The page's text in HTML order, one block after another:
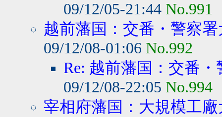
09/12/05-21:44 No.991
越前藩国：交番・警察
09/12/08-01:06 No.992
Re: 越前藩国：交番・
09/12/08-22:05 No.994
宰相府藩国：大規模工